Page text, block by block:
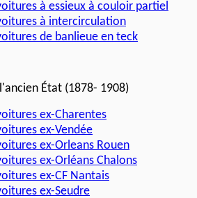
à essieux à couloir partiel
à intercirculation
de banlieue en teck
État (1878- 1908)
ex-Charentes
ex-Vendée
ex-Orleans Rouen
ex-Orléans Chalons
ex-CF Nantais
ex-Seudre